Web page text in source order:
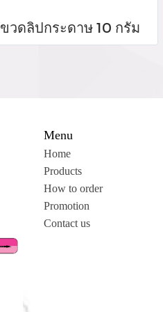
ขวดลิปกระดาษ 10 กรัม
Menu
Home
Products
How to order
Promotion
Contact us